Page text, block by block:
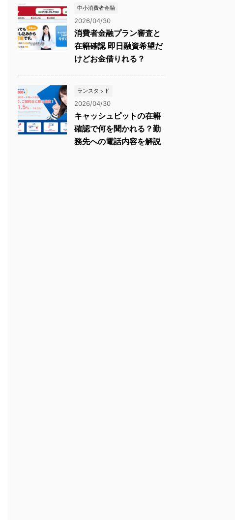
中小消費者金融
2026/04/30
消費者金融プラン審査と
在籍確認 即日融資希望だ
けどお金借りれる？
ランスタッド
2026/04/30
キャッシュピットの在籍
確認で何を聞かれる？勤
務先への電話内容を解説